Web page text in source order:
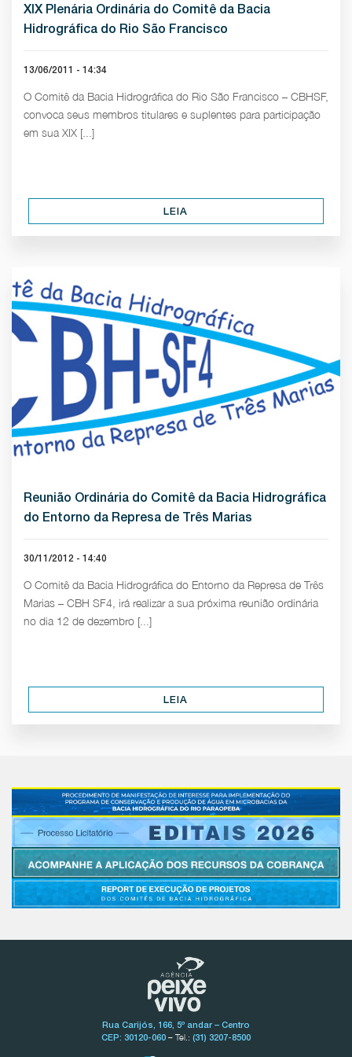
XIX Plenária Ordinária do Comitê da Bacia
Hidrográfica do Rio São Francisco
13/06/2011 - 14:34
O Comitê da Bacia Hidrográfica do Rio São Francisco – CBHSF,
convoca seus membros titulares e suplentes para participação
em sua XIX [...]
LEIA
Reunião Ordinária do Comitê da Bacia Hidrográfica
do Entorno da Represa de Três Marias
30/11/2012 - 14:40
O Comitê da Bacia Hidrográfica do Entorno da Represa de Três
Marias – CBH SF4, irá realizar a sua próxima reunião ordinária
no dia 12 de dezembro [...]
LEIA
Rua Carijós, 166, 5º andar – Centro
CEP: 30120-060 – Tel.: (31) 3207-8500